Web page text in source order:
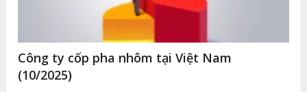
Công ty cốp pha nhôm tại Việt Nam
(10/2025)